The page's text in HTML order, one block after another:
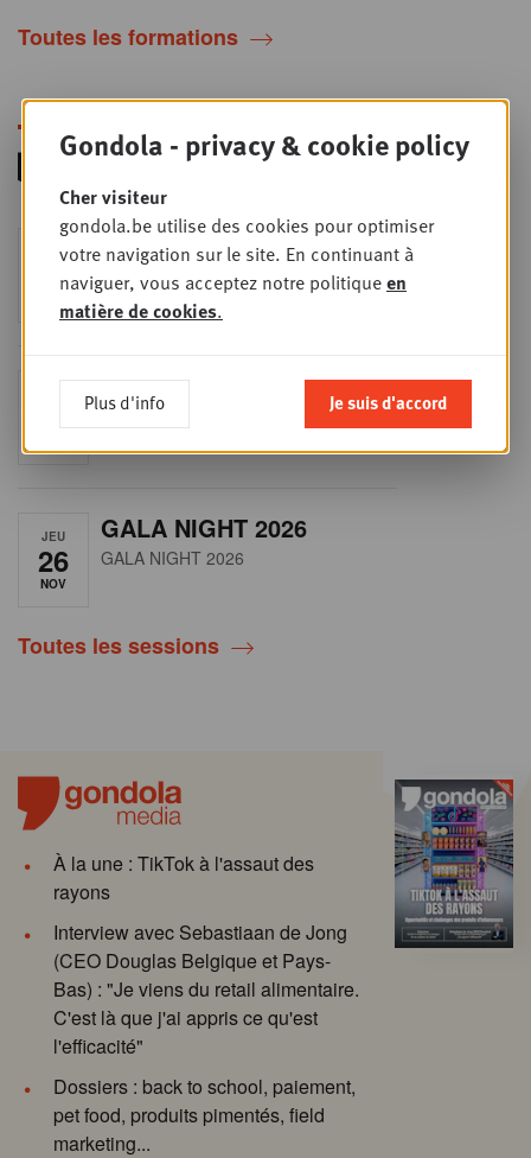
Toutes les formations
JEU
8
RET-TALK
CEO ONLY
29
Plenary Session 2026
Plenary Session 2026
JEU
26
NOV
GALA NIGHT 2026
GALA NIGHT 2026
Toutes les sessions
À la une : TikTok à l'assaut des
rayons
Interview avec Sebastiaan de Jong
(CEO Douglas Belgique et Pays-
Bas) : "Je viens du retail alimentaire.
C'est là que j'ai appris ce qu'est
l'efficacité"
Dossiers : back to school, paiement,
pet food, produits pimentés, field
marketing...
Gondola - privacy & cookie policy
Cher visiteur
gondola.be utilise des cookies pour optimiser
votre navigation sur le site. En continuant à
naviguer, vous acceptez notre politiqueen
matière de cookies.
Plus d'info Je suis d'accord